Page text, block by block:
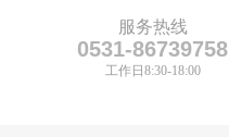
服务热线
0531-86739758
工作日8:30-18:00